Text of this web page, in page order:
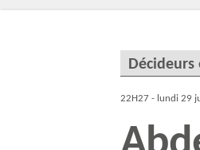
Décideurs
22H27 - lundi 29